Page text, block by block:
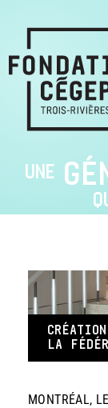
UNE
LA
MONTRÉAL,